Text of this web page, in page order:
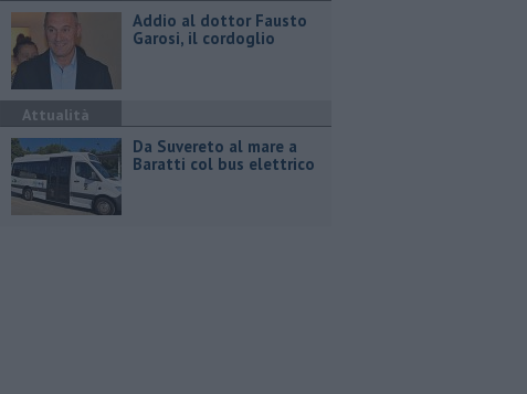
Addio al dottor Fausto
Garosi, il cordoglio
Attualità
Da Suvereto al mare a
Baratti col bus elettrico